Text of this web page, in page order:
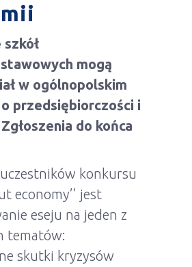
mogą
w ogólnopolskim
przedsiębiorczości i
do końca
konkursu
economy’’ jest
eseju na jeden z
tematów:
skutki kryzysów